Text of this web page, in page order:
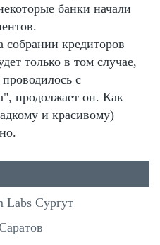
банки начали
собрании кредиторов
только в том случае,
с
продолжает он. Как
и красивому)
Labs Сургут